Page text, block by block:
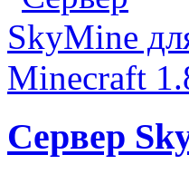
Сервер